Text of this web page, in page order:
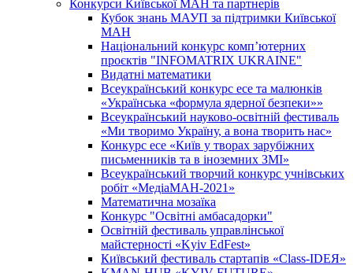
Конкурси Київської МАН та партнерів
Кубок знань МАУП за підтримки Київської
МАН
Національний конкурс комп’ютерних
проєктів "INFOMATRIX UKRAINE"
Видатні математики
Всеукраїнський конкурс есе та малюнків
«Українська «формула ядерної безпеки»»
Всеукраїнський науково-освітній фестиваль
«Ми творимо Україну, а вона творить нас»
Конкурс есе «Київ у творах зарубіжних
письменників та в іноземних ЗМІ»
Всеукраїнський творчий конкурс учнівських
робіт «МедіаМАН-2021»
Математична мозаїка
Конкурс "Освітні амбасадорки"
Освітній фестиваль управлінської
майстерності «Kyiv EdFest»
Київський фестиваль стартапів «Class-IDEЯ»